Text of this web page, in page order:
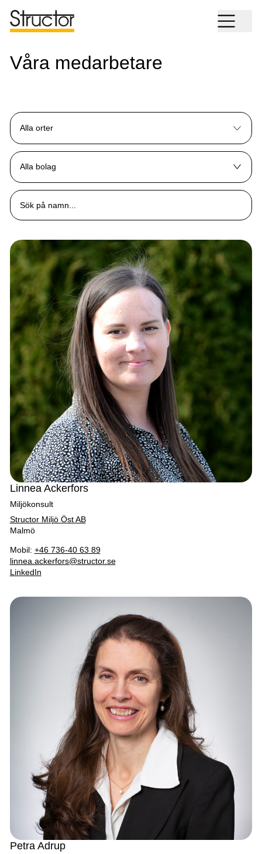
Våra medarbetare
Linnea Ackerfors
Miljökonsult
Structor Miljö Öst AB
Malmö
Mobil: +46 736-40 63 89
linnea.ackerfors@structor.se
LinkedIn
Petra Adrup